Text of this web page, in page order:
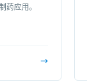
药应用。
→